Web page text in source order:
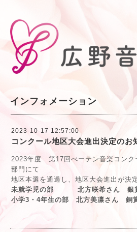
インフォメーション
2023-10-17 12:57:00
コンクール地区大会進出決定のお
2023年度 第17回べーテン音楽コンク
部門にて
地区本選を通過し、地区大会進出が決
未就学児の部 北方咲希さん 銀
小学3・4年生の部 北方美凛さん 銅